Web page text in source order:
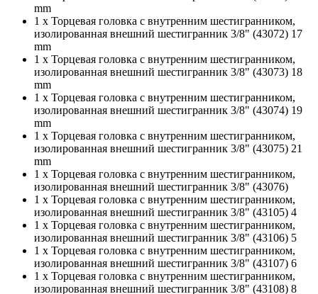
mm
1 x Торцевая головка с внутренним шестигранником,
изолированная внешний шестигранник 3/8" (43072) 17
mm
1 x Торцевая головка с внутренним шестигранником,
изолированная внешний шестигранник 3/8" (43073) 18
mm
1 x Торцевая головка с внутренним шестигранником,
изолированная внешний шестигранник 3/8" (43074) 19
mm
1 x Торцевая головка с внутренним шестигранником,
изолированная внешний шестигранник 3/8" (43075) 21
mm
1 x Торцевая головка с внутренним шестигранником,
изолированная внешний шестигранник 3/8" (43076)
1 x Торцевая головка с внутренним шестигранником,
изолированная внешний шестигранник 3/8" (43105) 4
1 x Торцевая головка с внутренним шестигранником,
изолированная внешний шестигранник 3/8" (43106) 5
1 x Торцевая головка с внутренним шестигранником,
изолированная внешний шестигранник 3/8" (43107) 6
1 x Торцевая головка с внутренним шестигранником,
изолированная внешний шестигранник 3/8" (43108) 8